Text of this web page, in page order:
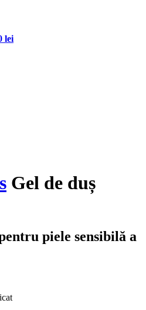
lei
Gel de duș
piele sensibilă a